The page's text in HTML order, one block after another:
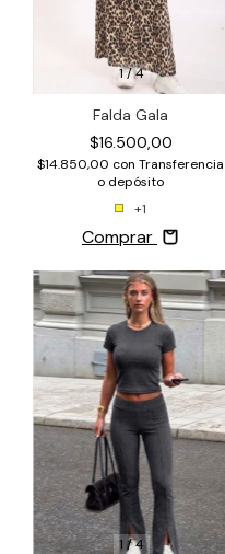
1/4
Falda Gala
$16.500,00
$14.850,00 con Transferencia
o depósito
+1
Comprar
1 /4